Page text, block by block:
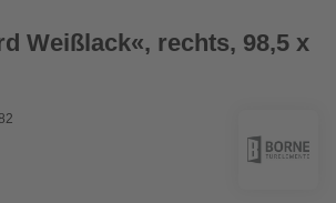
Weißlack«, rechts, 98,5 x